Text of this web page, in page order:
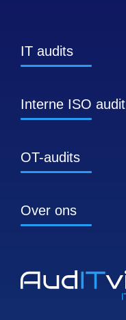
IT audits
Interne ISO audit
OT-audits
Over ons